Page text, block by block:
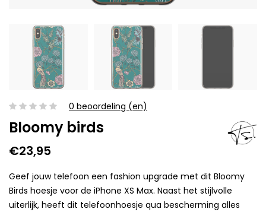
0 beoordeling (en)
Bloomy birds
€23,95
Geef jouw telefoon een fashion upgrade met dit Bloomy
Birds hoesje voor de iPhone XS Max. Naast het stijlvolle
uiterlijk, heeft dit telefoonhoesje qua bescherming alles